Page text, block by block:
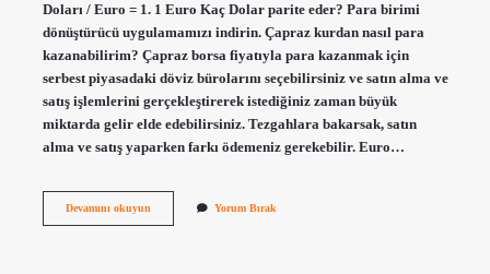
Doları / Euro = 1. 1 Euro Kaç Dolar parite eder? Para birimi
dönüştürücü uygulamamızı indirin. Çapraz kurdan nasıl para
kazanabilirim? Çapraz borsa fiyatıyla para kazanmak için
serbest piyasadaki döviz bürolarını seçebilirsiniz ve satın alma ve
satış işlemlerini gerçekleştirerek istediğiniz zaman büyük
miktarda gelir elde edebilirsiniz. Tezgahlara bakarsak, satın
alma ve satış yaparken farkı ödemeniz gerekebilir. Euro…
Devamını okuyunÇarkıfelek
Yorum Bırak